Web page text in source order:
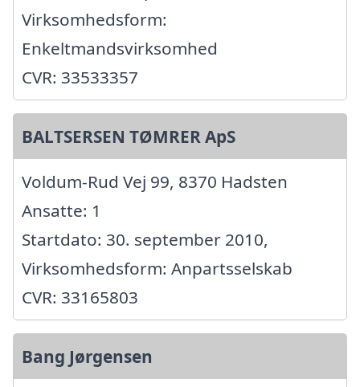
Virksomhedsform:
Enkeltmandsvirksomhed
CVR: 33533357
BALTSERSEN TØMRER ApS
Voldum-Rud Vej 99, 8370 Hadsten
Ansatte: 1
Startdato: 30. september 2010,
Virksomhedsform: Anpartsselskab
CVR: 33165803
Bang Jørgensen